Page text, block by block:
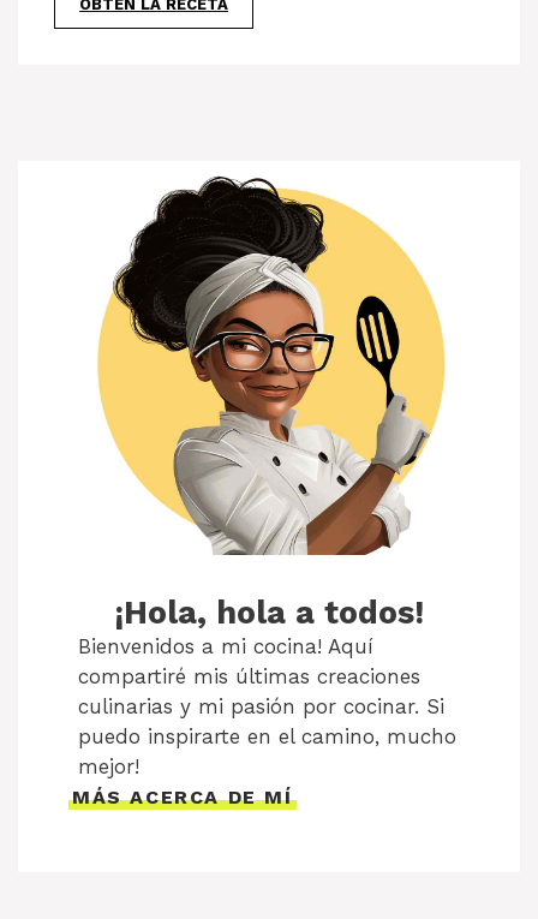
OBTÉN LA RECETA
¡Hola, hola a todos!
Bienvenidos a mi cocina! Aquí
compartiré mis últimas creaciones
culinarias y mi pasión por cocinar. Si
puedo inspirarte en el camino, mucho
mejor!
MÁS ACERCA DE MÍ